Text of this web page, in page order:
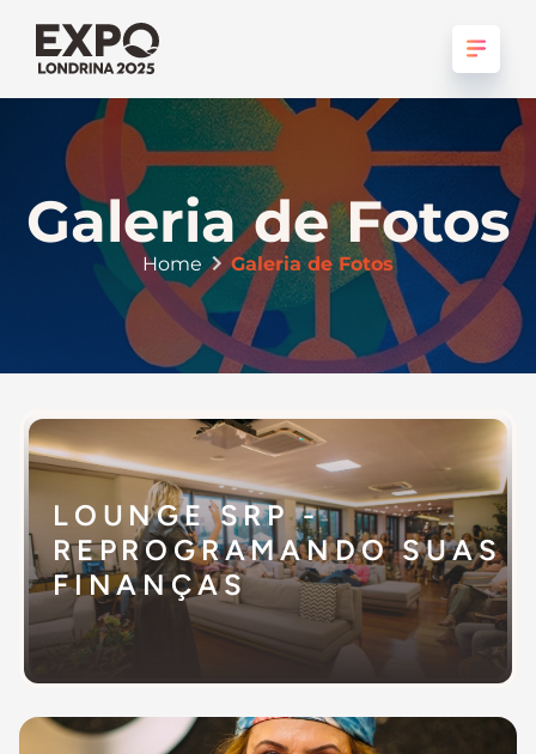
Galeria de Fotos
Home Galeria de Fotos
LOUNGE SRP -
REPROGRAMANDO SUAS
FINANÇAS